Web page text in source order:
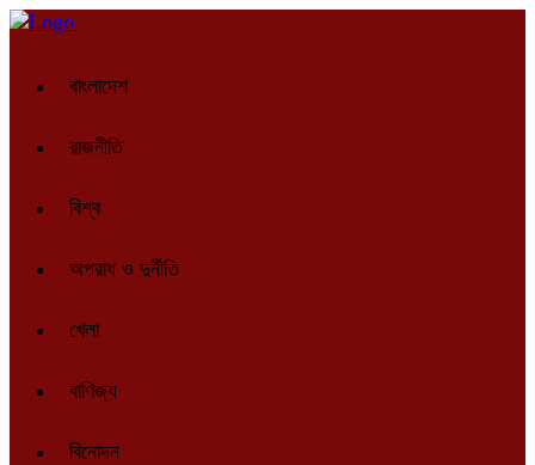
বাংলাদেশ
রাজনীতি
বিশ্ব
অপরাধ ও দুর্নীতি
খেলা
বাণিজ্য
বিনোদন